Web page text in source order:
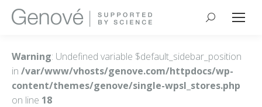
Buscar:
Warning: Undefined variable $default_sidebar_position
in /var/www/vhosts/genove.com/httpdocs/wp-
content/themes/genove/single-wpsl_stores.php
on line 18